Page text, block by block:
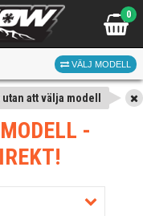
0
VÄLJ MODELL
utan att välja modell
-